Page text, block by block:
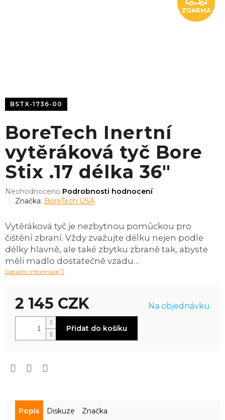
D
ZDARMA
BoreTech Inertní
vytěráková tyč Bore
Stix .17 délka 36"
BSTX-1736-00
Průměrné
hodnocení
0,0
z
5
hvězdiček.
Neohodnoceno Podrobnosti hodnocení
Značka: BoreTech USA
2 145 CZK Na objednávku
Přidat do košíku
Vytěráková tyč je nezbytnou pomůckou pro
čištění zbraní. Vždy zvažujte délku nejen podle
délky hlavně, ale také zbytku zbraně tak, abyste
měli madlo dostatečně vzadu…
Detailní informace
Popis Diskuze
Značka